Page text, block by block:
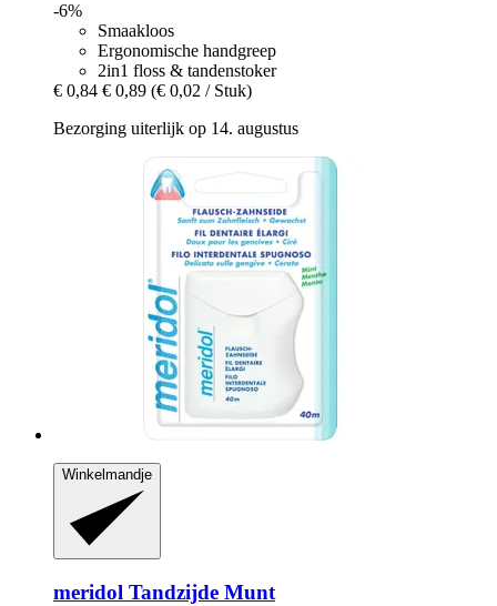
-6%
Smaakloos
Ergonomische handgreep
2in1 floss & tandenstoker
€ 0,84 € 0,89 (€ 0,02 / Stuk)
Bezorging uiterlijk op 14. augustus
Winkelmandje
meridol Tandzijde Munt